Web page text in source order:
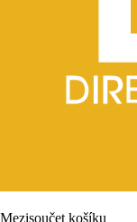
Mezisoučet košíku